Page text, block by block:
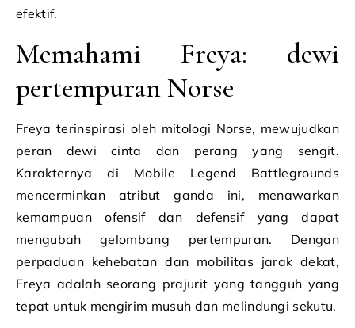
efektif.
Memahami Freya: dewi
pertempuran Norse
Freya terinspirasi oleh mitologi Norse, mewujudkan
peran dewi cinta dan perang yang sengit.
Karakternya di Mobile Legend Battlegrounds
mencerminkan atribut ganda ini, menawarkan
kemampuan ofensif dan defensif yang dapat
mengubah gelombang pertempuran. Dengan
perpaduan kehebatan dan mobilitas jarak dekat,
Freya adalah seorang prajurit yang tangguh yang
tepat untuk mengirim musuh dan melindungi sekutu.